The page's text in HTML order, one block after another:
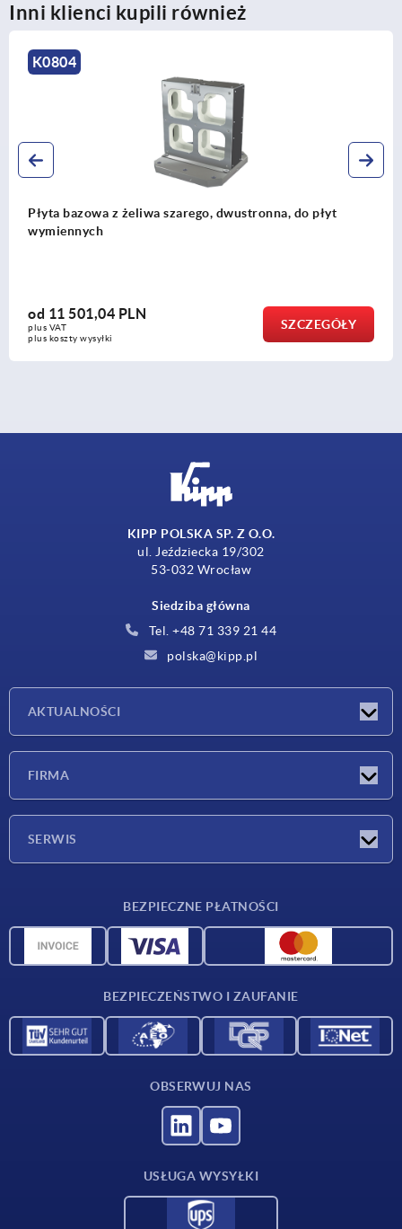
Inni klienci kupili również
K0804
Płyta bazowa z żeliwa szarego, dwustronna, do płyt
wymiennych
od 11 501,04 PLN
plus VAT
plus koszty wysyłki
SZCZEGÓŁY
KIPP POLSKA SP. Z O.O.
ul. Jeździecka 19/302
53-032 Wrocław
Siedziba główna
Tel. +48 71 339 21 44
polska@kipp.pl
AKTUALNOŚCI
FIRMA
SERWIS
Dane CAD
BEZPIECZNE PŁATNOŚCI
BEZPIECZEŃSTWO I ZAUFANIE
OBSERWUJ NAS
USŁUGA WYSYŁKI